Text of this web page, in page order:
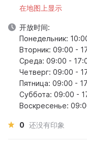
在地图上显示
开放时间:
Понедельник:
Вторник: 09:00 -
Среда: 09:00 -
Четверг: 09:00 -
Пятница: 09:00 -
Суббота: 09:00 -
Воскресенье:
0 还没有印象